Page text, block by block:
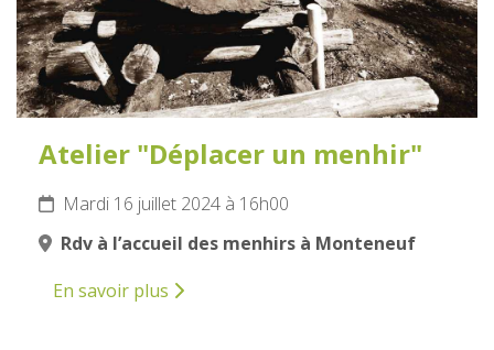
Atelier "Déplacer un menhir"
Mardi 16 juillet 2024 à 16h00
Rdv à l’accueil des menhirs à Monteneuf
En savoir plus